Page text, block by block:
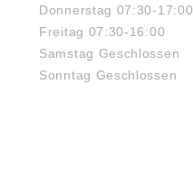
Donnerstag 07:30-17:00
Freitag 07:30-16:00
Samstag Geschlossen
Sonntag Geschlossen